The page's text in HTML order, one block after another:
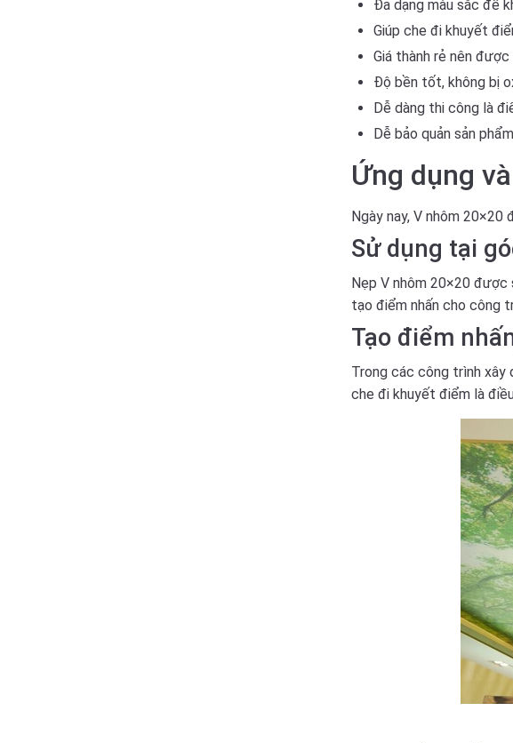
Đa dạng màu sắc để
Giúp che đi khuyết
Giá thành rẻ nên
Độ bền tốt, không bị
Dễ dàng thi công là
Dễ bảo quản sản
Ứng dụng
Ngày nay, V nhôm 20×20
Sử dụng tại
Nẹp V nhôm 20×20
tạo điểm nhấn cho công
Tạo điểm
Trong các công trình xây
che đi khuyết điểm là